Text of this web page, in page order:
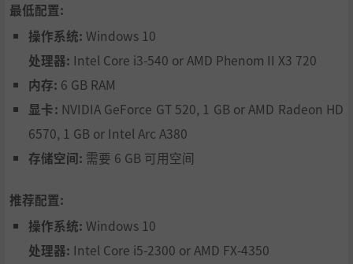
邪恶势力无处不在：高校教学楼、便利店过道、商场大
厅……通过社交媒体发现和接取任务，用现代科技追踪邪恶
（和其他课后活动）。
这个新生不一般
最低配置:
操作系统: Windows 10
处理器: Intel Core i3-540 or AMD Phenom II X3 720
内存: 6 GB RAM
显卡: NVIDIA GeForce GT 520, 1 GB or AMD Radeon HD
6570, 1 GB or Intel Arc A380
存储空间: 需要 6 GB 可用空间
推荐配置:
操作系统: Windows 10
处理器: Intel Core i5-2300 or AMD FX-4350